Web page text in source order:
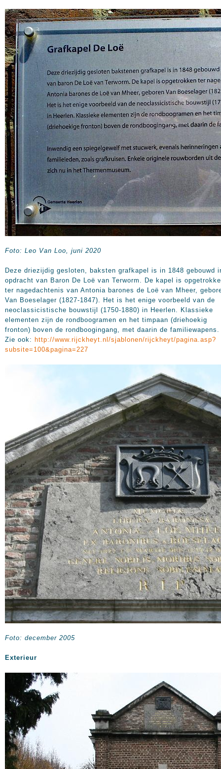
Foto: Leo Van Loo, juni 2020
Deze driezijdig gesloten, baksten grafkapel is in 1848 gebouwd
opdracht van Baron De Loë van Terworm. De kapel is
ter nagedachtenis van Antonia barones de Loë van Mheer,
Van Boeselager (1827-1847). Het is het enige voorbeeld van de
neoclassicistische bouwstijl (1750-1880) in Heerlen. Klassieke
elementen zijn de rondboogramen en het timpaan (driehoekig
fronton) boven de rondboogingang, met daarin de familiewapens.
Zie ook: http://www.rijckheyt.nl/sjablonen/rijckheyt/pagina.asp?
subsite=100&pagina=227
Foto: december 2005
Exterieur